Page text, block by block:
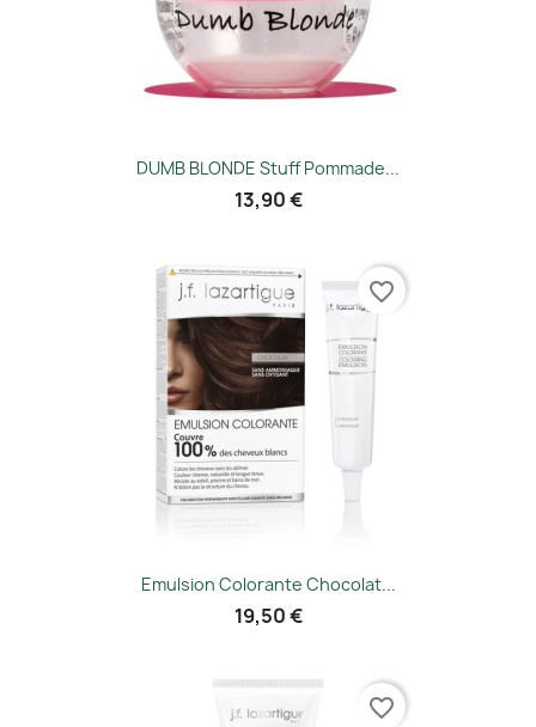
DUMB BLONDE Stuff Pommade...
13,90 €
Emulsion Colorante Chocolat...
19,50 €
favorite_border
favorite_border